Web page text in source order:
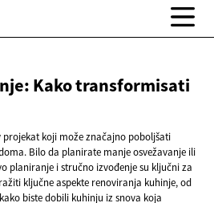
Kako transformisati
projekat koji može značajno poboljšati
Bilo da planirate manje osvežavanje ili
planiranje i stručno izvođenje su ključni za
ključne aspekte renoviranja kuhinje, od
biste dobili kuhinju iz snova koja